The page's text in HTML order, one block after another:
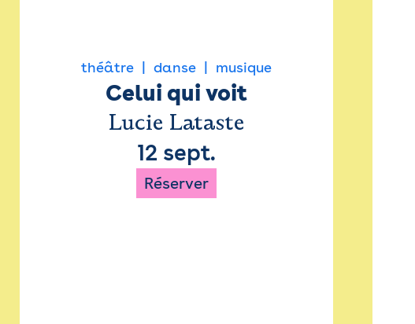
théâtre danse musique
Celui qui voit
Lucie Lataste
12 sept.
Réserver